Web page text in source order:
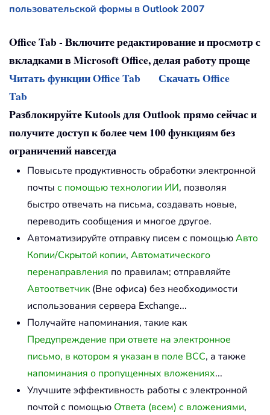
пользовательской формы в Outlook 2007
Office Tab - Включите редактирование и просмотр с
вкладками в Microsoft Office, делая работу проще
Читать функции Office Tab
Скачать Office
Tab
Разблокируйте Kutools для Outlook прямо сейчас и
получите доступ к более чем 100 функциям без
ограничений навсегда
Повысьте продуктивность обработки электронной
почты с помощью технологии ИИ, позволяя
быстро отвечать на письма, создавать новые,
переводить сообщения и многое другое.
Автоматизируйте отправку писем с помощьюАвто
Копии/Скрытой копии, Автоматического
перенаправления по правилам; отправляйте
Автоответчик(Вне офиса) без необходимости
использования сервера Exchange...
Получайте напоминания, такие как
Предупреждение при ответе на электронное
письмо, в котором я указан в поле BCC, а также
напоминания о пропущенных вложениях...
Улучшите эффективность работы с электронной
почтой с помощью Ответа (всем) с вложениями,